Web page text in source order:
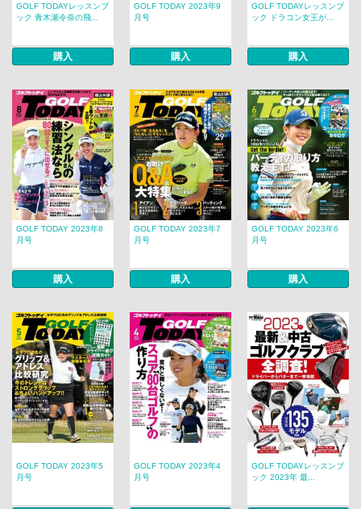
GOLF TODAYレッスンブ
ック 青木瀬令奈の飛...
購入
GOLF TODAY 2023年9
月号
購入
GOLF TODAYレッスンブ
ック ドラコン女王が...
購入
GOLF TODAY 2023年8
月号
購入
GOLF TODAY 2023年7
月号
購入
GOLF TODAY 2023年6
月号
購入
GOLF TODAY 2023年5
月号
GOLF TODAY 2023年4
月号
GOLF TODAYレッスンブ
ック 2023年 最...